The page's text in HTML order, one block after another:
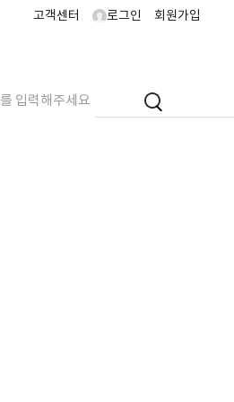
고객센터 로그인 회원가입